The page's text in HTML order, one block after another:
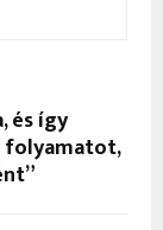
és így
folyamatot,